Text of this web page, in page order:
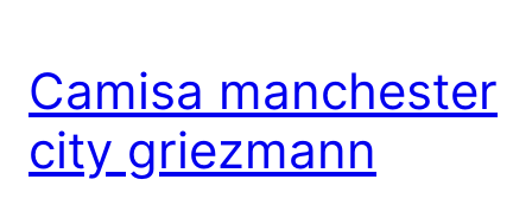
Camisa manchester
city griezmann